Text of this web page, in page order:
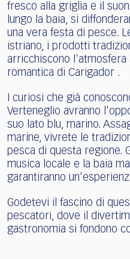
fresco alla griglia e il
lungo la baia, si
una vera festa di pesce.
istriano, i prodotti
arricchiscono l'atmosfera
romantica di Carigador .
I curiosi che già
Verteneglio avranno
suo lato blu, marino.
marine, vivrete le
pesca di questa regione.
musica locale e la baia
garantiranno
Godetevi il fascino di
pescatori, dove il
gastronomia si fondono